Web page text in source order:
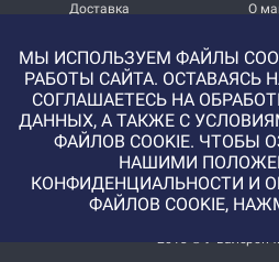
Доставка
Помощь
Политика
конфиденциальности
О
и
+7 (977) 329-
2013 © У
МЫ ИСПОЛЬЗУЕМ ФАЙЛЫ
РАБОТЫ САЙТА. ОСТАВАЯСЬ
СОГЛАШАЕТЕСЬ НА
ДАННЫХ, А ТАКЖЕ С
ФАЙЛОВ COOKIE. ЧТОБЫ
НАШИМИ
КОНФИДЕНЦИАЛЬНОСТИ И
ФАЙЛОВ COOKIE,